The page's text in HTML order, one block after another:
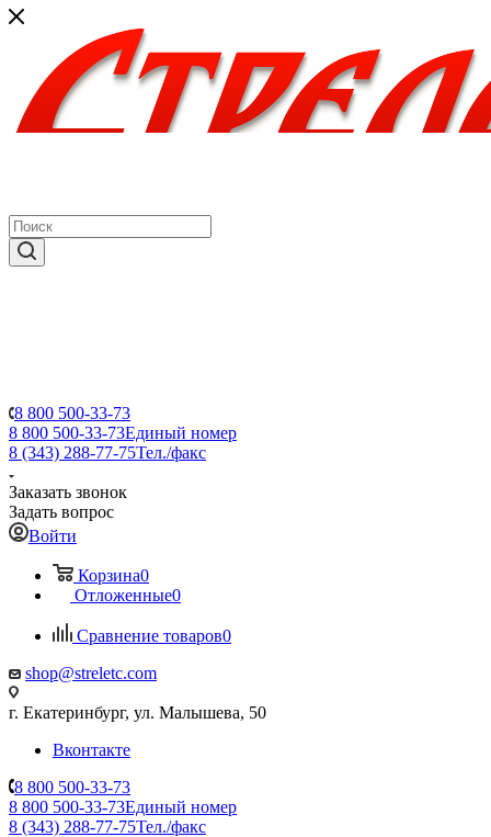
8 800 500-33-73
8 800 500-33-73Единый номер
8 (343) 288-77-75Тел./факс
Заказать звонок
Задать вопрос
Войти
Корзина0
Отложенные0
Сравнение товаров0
shop@streletc.com
г. Екатеринбург, ул. Малышева, 50
Вконтакте
8 800 500-33-73
8 800 500-33-73Единый номер
8 (343) 288-77-75Тел./факс